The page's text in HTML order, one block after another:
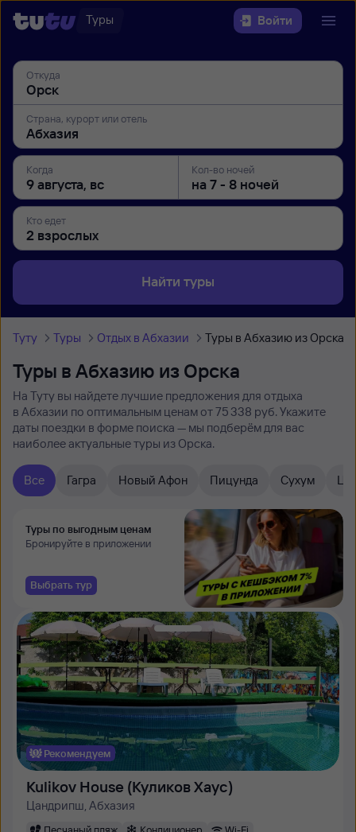
Туры Войти
Откуда
Страна, курорт или отель
Когда Кол-во ночей
Кто едет
Найти туры
Туту Туры Отдых в Абхазии Туры в Абхазию из Орска
Туры в Абхазию из Орска
На Туту вы найдете лучшие предложения для отдыха
в Абхазии по оптимальным ценам от 75 ⁠338 руб. Укажите
даты поездки в форме поиска — мы подберём для вас
наиболее актуальные туры из Орска.
Все Гагра Новый Афон Пицунда Сухум
Туры по выгодным ценам
Бронируйте в приложении
Выбрать тур
Рекомендуем
Kulikov House (Куликов Хаус)
Цандрипш, Абхазия
Песчаный пляж Кондиционер
Wi-Fi